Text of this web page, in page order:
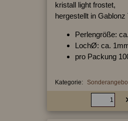
kristall light frostet,
hergestellt in Gablonz
Perlengröße:
LochØ: ca.
pro Packung
Kategorie: